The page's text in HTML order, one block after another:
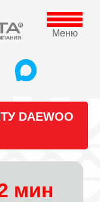
Меню
DAEWOO
мин